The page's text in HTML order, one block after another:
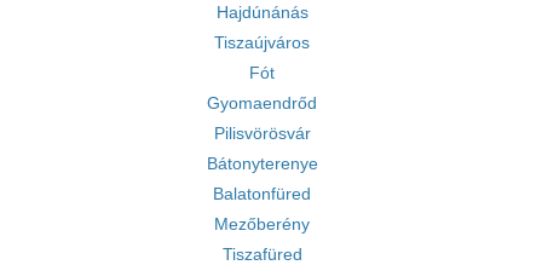
Hajdúnánás
Tiszaújváros
Fót
Gyomaendrőd
Pilisvörösvár
Bátonyterenye
Balatonfüred
Mezőberény
Tiszafüred